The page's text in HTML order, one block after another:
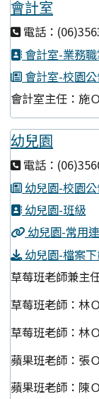
會計室
電話：
會計室-業務
會計室-校園
會計室主任：施
幼兒園
電話：
幼兒園-校園
幼兒園-班級
幼兒園-常用
幼兒園-檔案
草莓班老師兼主
草莓班老師：林
草莓班老師：林
蘋果班老師：張
蘋果班老師：陳